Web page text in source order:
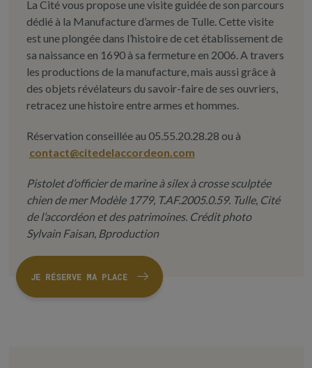
La Cité vous propose une visite guidée de son parcours
dédié à la Manufacture d’armes de Tulle. Cette visite
est une plongée dans l’histoire de cet établissement de
sa naissance en 1690 à sa fermeture en 2006. A travers
les productions de la manufacture, mais aussi grâce à
des objets révélateurs du savoir-faire de ses ouvriers,
retracez une histoire entre armes et hommes.
Réservation conseillée au 05.55.20.28.28 ou à
contact@citedelaccordeon.com
Pistolet d’officier de marine à silex à crosse sculptée
chien de mer Modèle 1779, T.AF.2005.0.59. Tulle, Cité
de l’accordéon et des patrimoines. Crédit photo
Sylvain Faisan, Bproduction
JE RÉSERVE MA PLACE